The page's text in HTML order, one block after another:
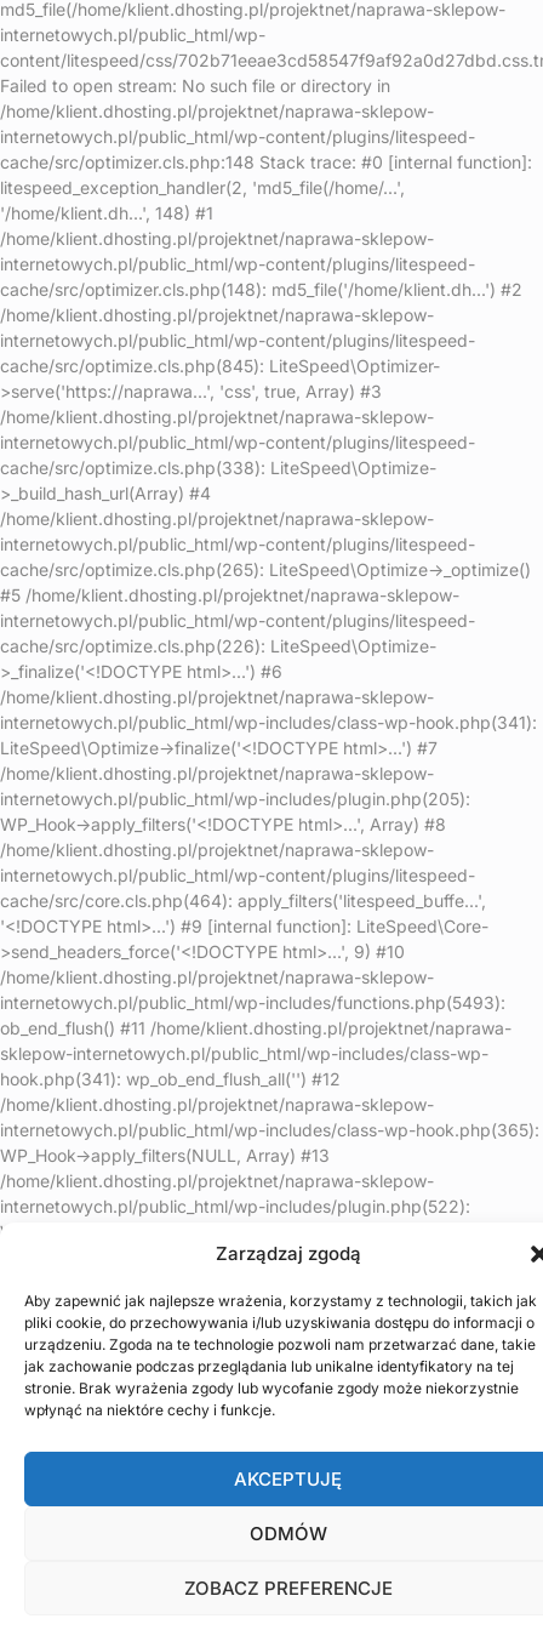
Zarządzaj zgodą
Aby zapewnić jak najlepsze wrażenia, korzystamy z technologii, takich jak
pliki cookie, do przechowywania i/lub uzyskiwania dostępu do informacji o
urządzeniu. Zgoda na te technologie pozwoli nam przetwarzać dane, takie
jak zachowanie podczas przeglądania lub unikalne identyfikatory na tej
stronie. Brak wyrażenia zgody lub wycofanie zgody może niekorzystnie
wpłynąć na niektóre cechy i funkcje.
AKCEPTUJĘ
ODMÓW
ZOBACZ PREFERENCJE
md5_file(/home/klient.dhosting.pl/projektnet/naprawa-sklepow-
internetowych.pl/public_html/wp-
content/litespeed/css/
Failed to open stream: No such file or directory in
/home/klient.dhosting.pl/projektnet/naprawa-sklepow-
internetowych.pl/public_html/wp-content/plugins/litespeed-
cache/src/optimizer.cls.php:148 Stack trace: #0 [internal function]:
litespeed_exception_handler(2, 'md5_file(/home/...',
'/home/klient.dh...', 148) #1
/home/klient.dhosting.pl/projektnet/naprawa-sklepow-
internetowych.pl/public_html/wp-content/plugins/litespeed-
cache/src/optimizer.cls.php(148): md5_file('/home/klient.dh...') #2
/home/klient.dhosting.pl/projektnet/naprawa-sklepow-
internetowych.pl/public_html/wp-content/plugins/litespeed-
cache/src/optimize.cls.php(845): LiteSpeed\Optimizer-
>serve('https://naprawa...', 'css', true, Array) #3
/home/klient.dhosting.pl/projektnet/naprawa-sklepow-
internetowych.pl/public_html/wp-content/plugins/litespeed-
cache/src/optimize.cls.php(338): LiteSpeed\Optimize-
>_build_hash_url(Array) #4
/home/klient.dhosting.pl/projektnet/naprawa-sklepow-
internetowych.pl/public_html/wp-content/plugins/litespeed-
cache/src/optimize.cls.php(265): LiteSpeed\Optimize->_optimize()
#5 /home/klient.dhosting.pl/projektnet/naprawa-sklepow-
internetowych.pl/public_html/wp-content/plugins/litespeed-
cache/src/optimize.cls.php(226): LiteSpeed\Optimize-
>_finalize('<!DOCTYPE html>...') #6
/home/klient.dhosting.pl/projektnet/naprawa-sklepow-
internetowych.pl/public_html/wp-includes/class-wp-hook.php(341):
LiteSpeed\Optimize->finalize('<!DOCTYPE html>...') #7
/home/klient.dhosting.pl/projektnet/naprawa-sklepow-
internetowych.pl/public_html/wp-includes/plugin.php(205):
WP_Hook->apply_filters('<!DOCTYPE html>...', Array) #8
/home/klient.dhosting.pl/projektnet/naprawa-sklepow-
internetowych.pl/public_html/wp-content/plugins/litespeed-
cache/src/core.cls.php(464): apply_filters('litespeed_buffe...',
'<!DOCTYPE html>...') #9 [internal function]: LiteSpeed\Core-
>send_headers_force('<!DOCTYPE html>...', 9) #10
/home/klient.dhosting.pl/projektnet/naprawa-sklepow-
internetowych.pl/public_html/wp-includes/functions.php(5493):
ob_end_flush() #11 /home/klient.dhosting.pl/projektnet/naprawa-
sklepow-internetowych.pl/public_html/wp-includes/class-wp-
hook.php(341): wp_ob_end_flush_all('') #12
/home/klient.dhosting.pl/projektnet/naprawa-sklepow-
internetowych.pl/public_html/wp-includes/class-wp-hook.php(365):
WP_Hook->apply_filters(NULL, Array) #13
/home/klient.dhosting.pl/projektnet/naprawa-sklepow-
internetowych.pl/public_html/wp-includes/plugin.php(522):
WP_Hook->do_action(Array) #14
/home/klient.dhosting.pl/projektnet/naprawa-sklepow-
do_action('shutdown') #15 [internal function]:
shutdown_action_hook() #16 {main} thrown in
/home/klient.dhosting.pl/projektnet/naprawa-sklepow-
internetowych.pl/public_html/wp-content/plugins/litespeed-
cache/src/optimizer.cls.phpon line